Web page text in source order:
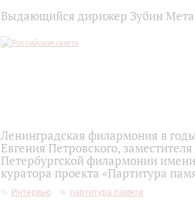
Выдающийся дирижер Зубин Мета
Ленинградская филармония в
Евгения Петровского,
Петербургской филармонии
куратора проекта «Партитура
Интервью партитура памяти